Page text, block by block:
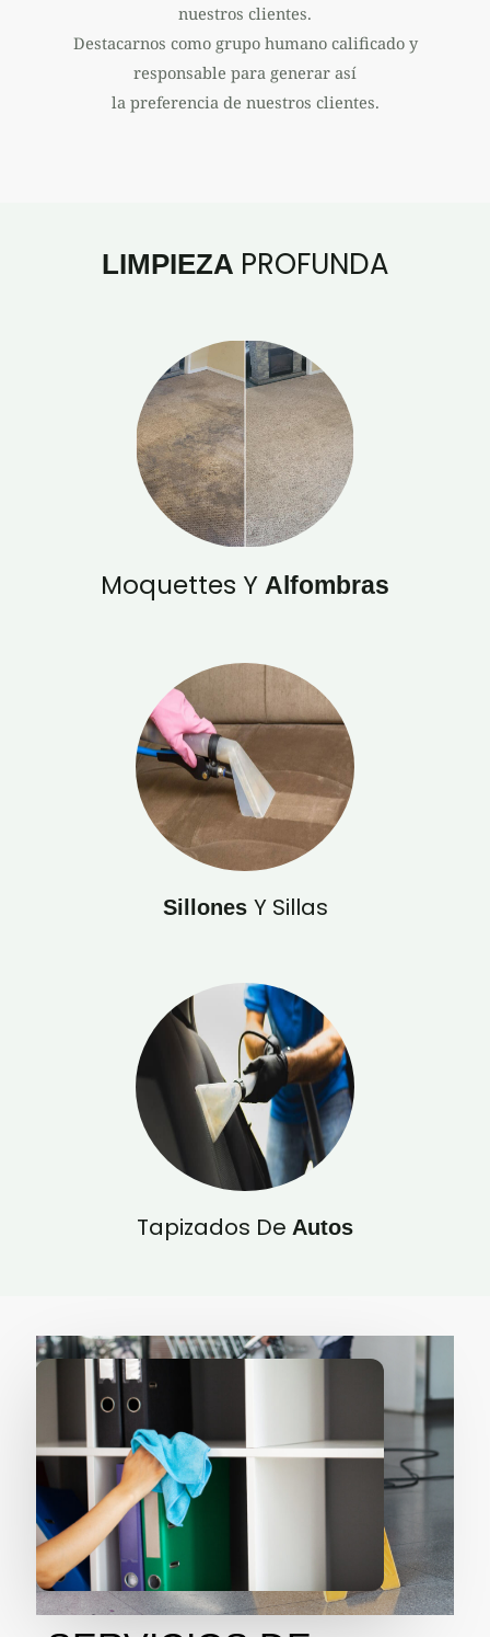
nuestros clientes.
Destacarnos como grupo humano calificado y
responsable para generar así
la preferencia de nuestros clientes.
LIMPIEZA PROFUNDA
Moquettes Y Alfombras
Sillones Y Sillas
Tapizados De Autos